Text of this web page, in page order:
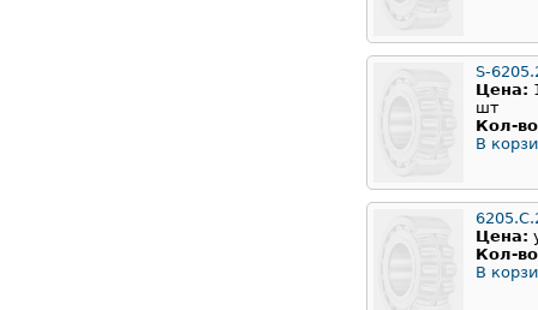
S-
Цена:
шт
Кол-
В
Цена:
Кол-
В